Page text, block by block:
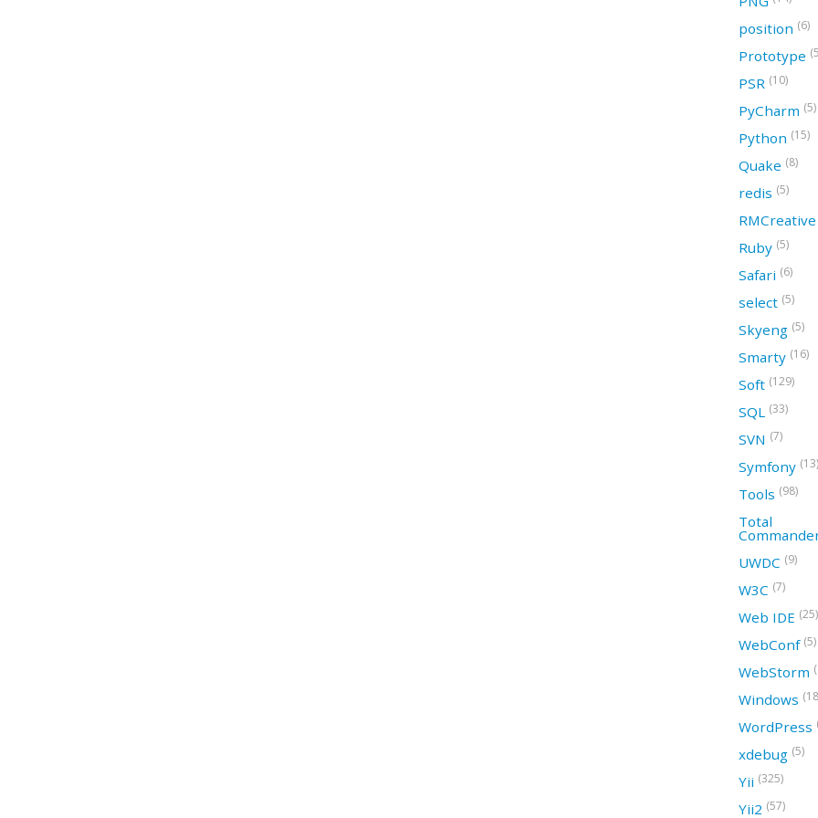
position (6)
Prototype
PSR (10)
PyCharm (5)
Python (15)
Quake (8)
redis (5)
RMCreative
Ruby (5)
Safari (6)
select (5)
Skyeng (5)
Smarty (16)
Soft (129)
SQL (33)
SVN (7)
Symfony (13)
Tools (98)
Total
UWDC (9)
W3C (7)
Web IDE (25)
WebConf (5)
WebStorm
Windows
WordPress
xdebug (5)
Yii (325)
Yii2 (57)